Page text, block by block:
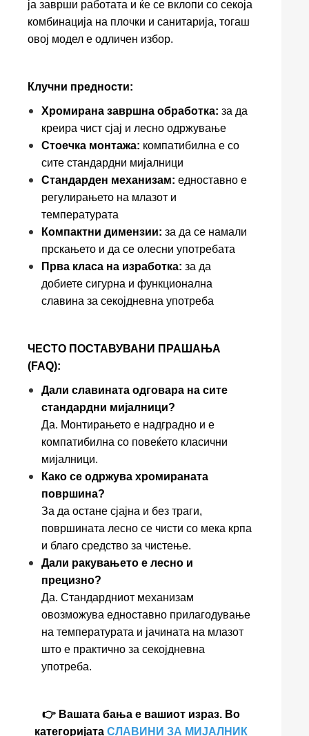
ја заврши работата и ќе се вклопи со секоја
комбинација на плочки и санитарија, тогаш
овој модел е одличен избор.
Клучни предности:
Хромирана завршна обработка: за да
креира чист сјај и лесно одржување
Стоечка монтажа: компатибилна е со
сите стандардни мијалници
Стандарден механизам: едноставно е
регулирањето на млазот и
температурата
Компактни димензии: за да се намали
прскањето и да се олесни употребата
Прва класа на изработка: за да
добиете сигурна и функционална
славина за секојдневна употреба
ЧЕСТО ПОСТАВУВАНИ ПРАШАЊА
(FAQ):
Дали славината одговара на сите
стандардни мијалници?
Да. Монтирањето е надградно и е
компатибилна со повеќето класични
мијалници.
Како се одржува хромираната
површина?
За да остане сјајна и без траги,
површината лесно се чисти со мека крпа
и благо средство за чистење.
Дали ракувањето е лесно и
прецизно?
Да. Стандардниот механизам
овозможува едноставно прилагодување
на температурата и јачината на млазот
што е практично за секојдневна
употреба.
👉 Вашата бања е вашиот израз. Во
категоријата СЛАВИНИ ЗА МИЈАЛНИК